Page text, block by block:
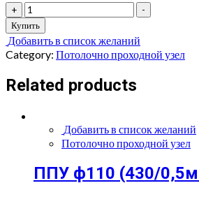
+
ППУ
ф120
(430/0,5мм)
quantity
-
Купить
Добавить в список желаний
Category: Потолочно проходной узел
Related products
Добавить в список желаний
Потолочно проходной узел
ППУ ф110 (430/